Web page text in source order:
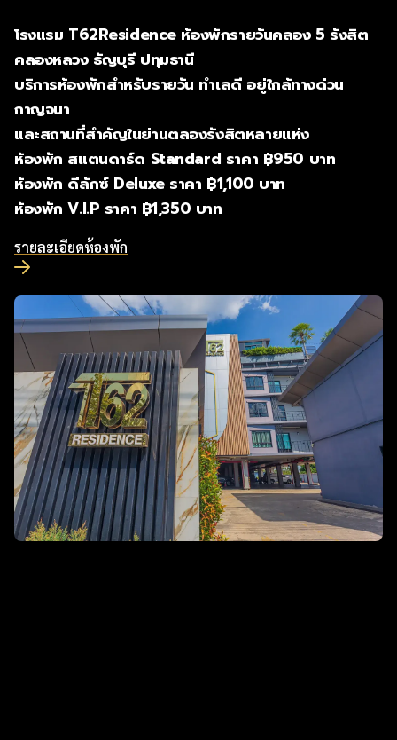
โรงแรม T62Residence ห้องพักรายวันคลอง 5 รังสิต
คลองหลวง ธัญบุรี ปทุมธานี
บริการห้องพักสำหรับรายวัน ทำเลดี อยู่ใกล้ทางด่วน
กาญจนา
และสถานที่สำคัญในย่านตลองรังสิตหลายแห่ง
ห้องพัก สแตนดาร์ด Standard ราคา ฿950 บาท
ห้องพัก ดีลักซ์ Deluxe ราคา ฿1,100 บาท
ห้องพัก V.I.P ราคา ฿1,350 บาท
รายละเอียดห้องพัก